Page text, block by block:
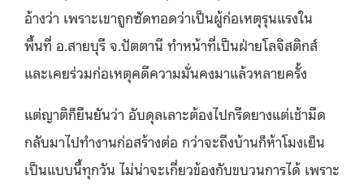
อ้างว่า เพราะเขาถูกซัดทอดว่าเป็นผู้ก่อเหตุรุนแรงใน
พื้นที่ อ.สายบุรี จ.ปัตตานี ทำหน้าที่เป็นฝ่ายโลจิสติกส์
และเคยร่วมก่อเหตุคดีความมั่นคงมาแล้วหลายครั้ง
แต่ญาติก็ยืนยันว่า อับดุลเลาะต้องไปกรีดยางแต่เช้ามืด
กลับมาไปทำงานก่อสร้างต่อ กว่าจะถึงบ้านก็ห้าโมงเย็น
เป็นแบบนี้ทุกวัน ไม่น่าจะเกี่ยวข้องกับขบวนการได้ เพราะ